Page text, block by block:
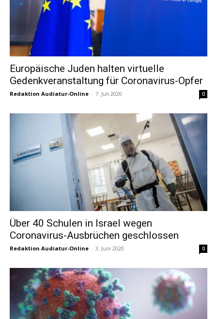
Europäische Juden halten virtuelle
Gedenkveranstaltung für Coronavirus-Opfer
Redaktion Audiatur-Online - 7. Juli 2020 0
Über 40 Schulen in Israel wegen
Coronavirus-Ausbrüchen geschlossen
Redaktion Audiatur-Online - 3. Juni 2020 0